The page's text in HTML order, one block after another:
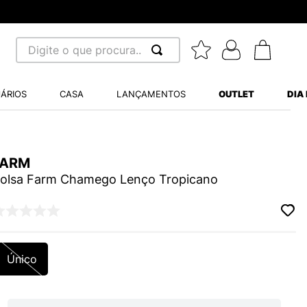
Digite o que procura...
CASA LANÇAMENTOS OUTLET DIA
Farm Chamego Lenço Tropicano
Único
BALANCE 530
WHITE
VANS ULTRARANGE